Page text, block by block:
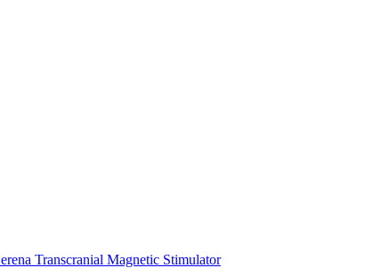
Transcranial Magnetic Stimulator